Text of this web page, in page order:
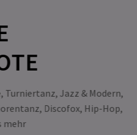
UNSERE